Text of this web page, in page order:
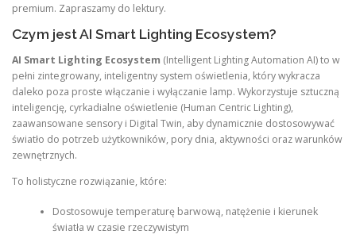
premium. Zapraszamy do lektury.
Czym jest AI Smart Lighting Ecosystem?
AI Smart Lighting Ecosystem (Intelligent Lighting Automation AI) to w
pełni zintegrowany, inteligentny system oświetlenia, który wykracza
daleko poza proste włączanie i wyłączanie lamp. Wykorzystuje sztuczną
inteligencję, cyrkadialne oświetlenie (Human Centric Lighting),
zaawansowane sensory i Digital Twin, aby dynamicznie dostosowywać
światło do potrzeb użytkowników, pory dnia, aktywności oraz warunków
zewnętrznych.
To holistyczne rozwiązanie, które:
Dostosowuje temperaturę barwową, natężenie i kierunek
światła w czasie rzeczywistym